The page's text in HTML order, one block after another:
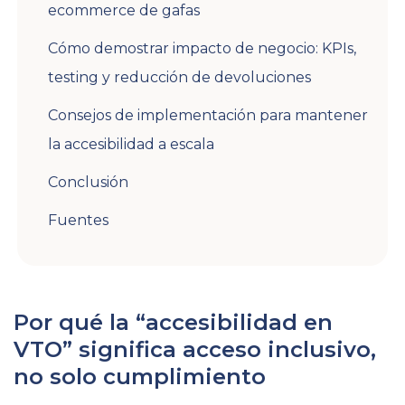
ecommerce de gafas
Cómo demostrar impacto de negocio: KPIs,
testing y reducción de devoluciones
Consejos de implementación para mantener
la accesibilidad a escala
Conclusión
Fuentes
Por qué la “accesibilidad en
VTO” significa acceso inclusivo,
no solo cumplimiento